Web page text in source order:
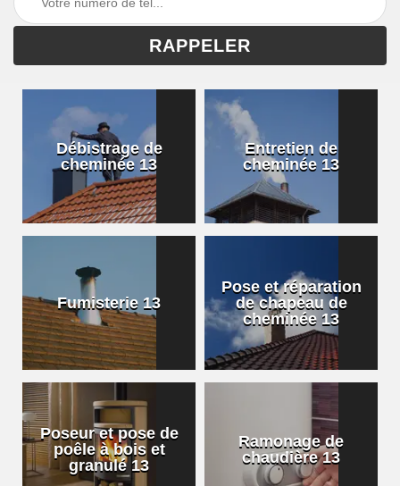
Débistrage de
cheminée 13
Entretien de
cheminée 13
Fumisterie 13
Pose et réparation
de chapeau de
cheminée 13
Poseur et pose de
poêle à bois et
granulé 13
Ramonage de
chaudière 13